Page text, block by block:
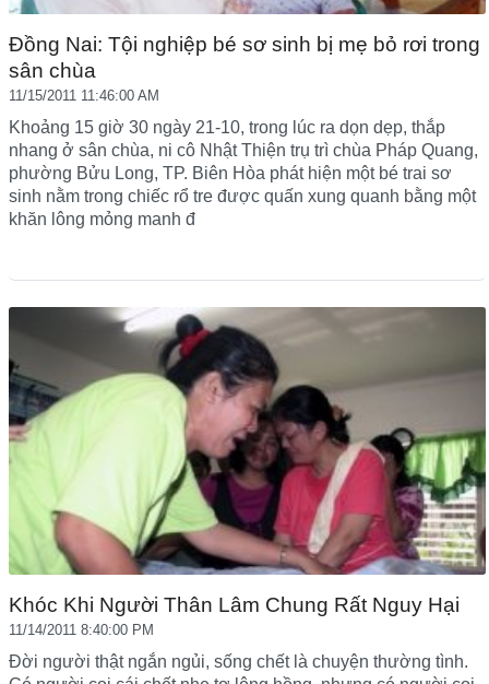
Đồng Nai: Tội nghiệp bé sơ sinh bị mẹ bỏ rơi trong
sân chùa
11/15/2011 11:46:00 AM
Khoảng 15 giờ 30 ngày 21-10, trong lúc ra dọn dẹp, thắp
nhang ở sân chùa, ni cô Nhật Thiện trụ trì chùa Pháp Quang,
phường Bửu Long, TP. Biên Hòa phát hiện một bé trai sơ
sinh nằm trong chiếc rổ tre được quấn xung quanh bằng một
khăn lông mỏng manh đ
Khóc Khi Người Thân Lâm Chung Rất Nguy Hại
11/14/2011 8:40:00 PM
Đời người thật ngắn ngủi, sống chết là chuyện thường tình.